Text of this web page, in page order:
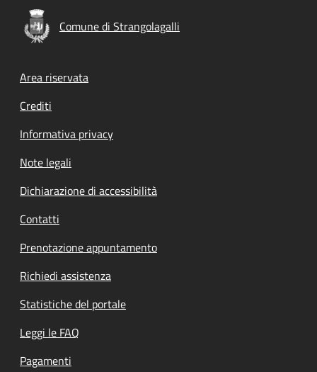
Comune di Strangolagalli
Footer menu
Area riservata
Crediti
Informativa privacy
Note legali
Dichiarazione di accessibilità
Contatti
Prenotazione appuntamento
Richiedi assistenza
Statistiche del portale
Leggi le FAQ
Pagamenti